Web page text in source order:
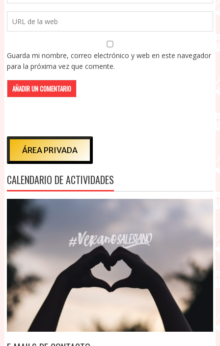
Guarda mi nombre, correo electrónico y web en este navegador
para la próxima vez que comente.
ÁREA PRIVADA
CALENDARIO DE ACTIVIDADES